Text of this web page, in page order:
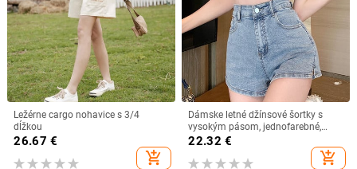
Ležérne cargo nohavice s 3/4
dĺžkou
26.67 €
add_shopping_cart
Dámske letné džínsové šortky s
vysokým pásom, jednofarebné,
horúce krátke džínsy pre ženy,
elastické džínsové šortky s vysokým
pásom, letné
22.32 €
add_shopping_cart